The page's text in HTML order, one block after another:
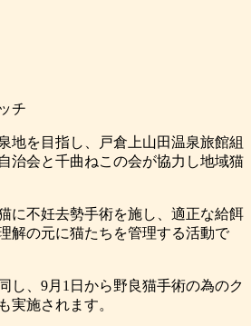
地を目指し、戸倉上山田温泉旅館組
治会と千曲ねこの会が協力し地域猫
に不妊去勢手術を施し、適正な給餌
解の元に猫たちを管理する活動で
し、9月1日から野良猫手術の為のク
実施されます。